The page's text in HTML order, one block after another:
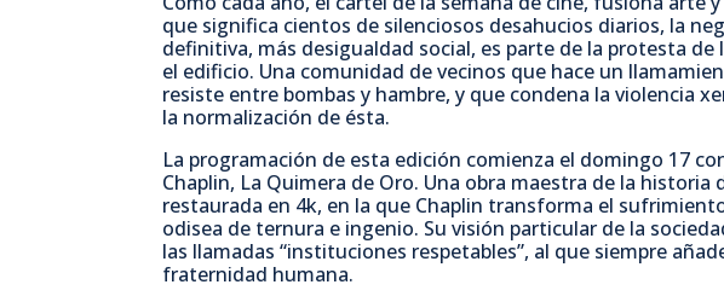
o r
que significa cientos de silenciosos desahucios diarios, la
definitiva, más desigualdad social, es parte de la protesta
el edificio. Una comunidad de vecinos que hace un
resiste entre bombas y hambre, y que condena la violencia
la normalización de ésta.
La programación de esta edición comienza el domingo 17
Chaplin, La Quimera de Oro. Una obra maestra de la
restaurada en 4k, en la que Chaplin transforma el
odisea de ternura e ingenio. Su visión particular de la
las llamadas “instituciones respetables”, al que siempre
fraternidad humana.